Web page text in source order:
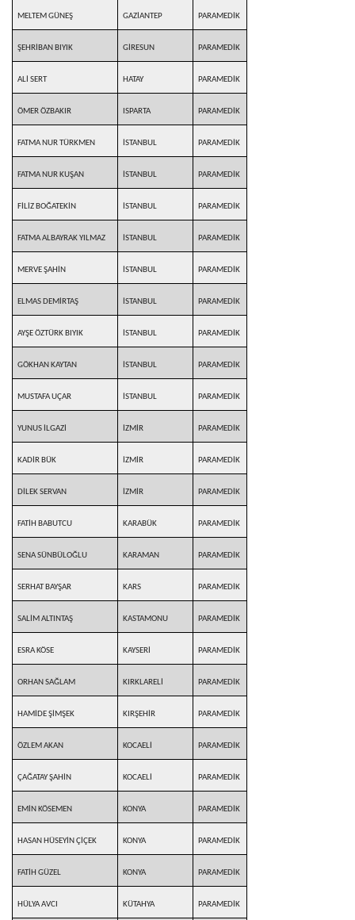
MELTEM GÜNEŞ GAZİANTEP PARAMEDİK
ŞEHRİBAN BIYIK GİRESUN PARAMEDİK
ALİ SERT HATAY PARAMEDİK
ÖMER ÖZBAKIR ISPARTA PARAMEDİK
FATMA NUR TÜRKMEN İSTANBUL PARAMEDİK
FATMA NUR KUŞAN İSTANBUL PARAMEDİK
FİLİZ BOĞATEKİN İSTANBUL PARAMEDİK
FATMA ALBAYRAK YILMAZ İSTANBUL PARAMEDİK
MERVE ŞAHİN İSTANBUL PARAMEDİK
ELMAS DEMİRTAŞ İSTANBUL PARAMEDİK
AYŞE ÖZTÜRK BIYIK İSTANBUL PARAMEDİK
GÖKHAN KAYTAN İSTANBUL PARAMEDİK
MUSTAFA UÇAR İSTANBUL PARAMEDİK
YUNUS İLGAZİ İZMİR PARAMEDİK
KADİR BÜK İZMİR PARAMEDİK
DİLEK SERVAN İZMİR PARAMEDİK
FATİH BABUTCU KARABÜK PARAMEDİK
SENA SÜNBÜLOĞLU KARAMAN PARAMEDİK
SERHAT BAYŞAR KARS PARAMEDİK
SALİM ALTINTAŞ KASTAMONU PARAMEDİK
ESRA KÖSE KAYSERİ PARAMEDİK
ORHAN SAĞLAM KIRKLARELİ PARAMEDİK
HAMİDE ŞİMŞEK KIRŞEHİR PARAMEDİK
ÖZLEM AKAN KOCAELİ PARAMEDİK
ÇAĞATAY ŞAHİN KOCAELİ PARAMEDİK
EMİN KÖSEMEN KONYA PARAMEDİK
HASAN HÜSEYİN ÇİÇEK KONYA PARAMEDİK
FATİH GÜZEL KONYA PARAMEDİK
HÜLYA AVCI KÜTAHYA PARAMEDİK